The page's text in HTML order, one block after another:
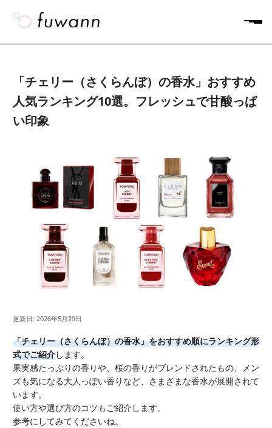
「チェリー（さくらんぼ）の香水」おすすめ
人気ランキング10選。フレッシュで甘酸っぱ
い印象
更新日: 2026年5月29日
「チェリー（さくらんぼ）の香水」をおすすめ順にランキング形
式でご紹介します。
果実感たっぷりの香りや、桜の香りがブレンドされたもの、メン
ズも気になる大人っぽい香りなど、さまざまな香水が展開されて
います。
使い方や選び方のコツもご紹介します。
参考にしてみてくださいね。